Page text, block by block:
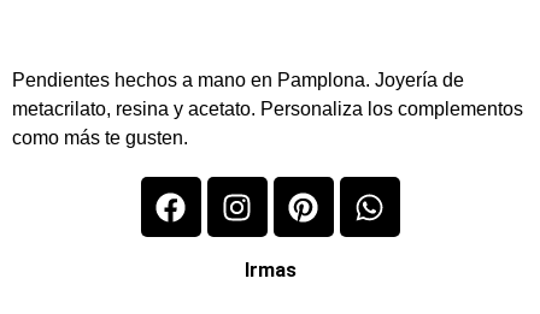
Pendientes hechos a mano en Pamplona. Joyería de
metacrilato, resina y acetato. Personaliza los complementos
como más te gusten.
Irmas